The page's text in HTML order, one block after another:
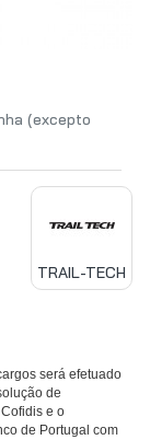
(excepto
TRAIL-TECH
será efetuado
de
e o
de Portugal com